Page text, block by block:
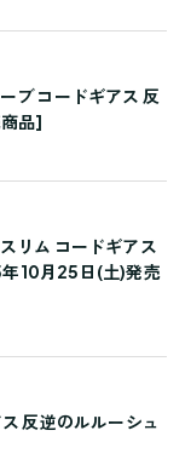
ブ コードギアス 反
品]
リム コードギアス
10月25日(土)発売
反逆のルルーシュ